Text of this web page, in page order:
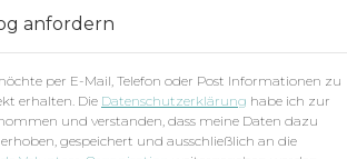
anfordern
per E-Mail, Telefon oder Post Informationen zu
erhalten. Die Datenschutzerklärung habe ich zur
und verstanden, dass meine Daten dazu
gespeichert und ausschließlich an die